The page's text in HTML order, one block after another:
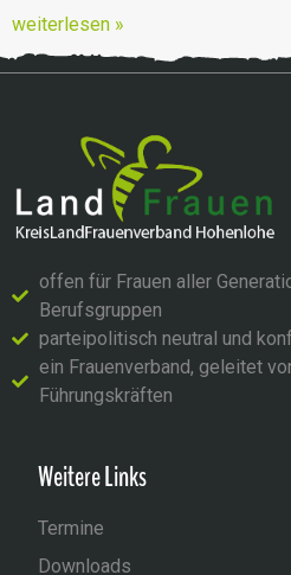
weiterlesen »
offen für Frauen aller
Berufsgruppen
parteipolitisch neutral und
ein Frauenverband, geleitet
Führungskräften
Weitere Links
Termine
Downloads